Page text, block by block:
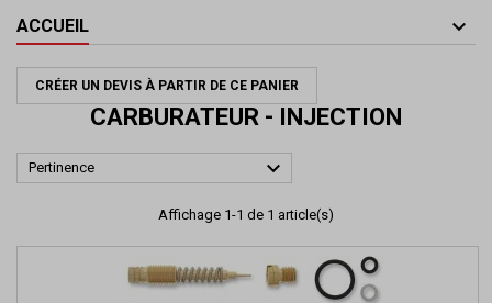
ACCUEIL
CRÉER UN DEVIS À PARTIR DE CE PANIER
CARBURATEUR - INJECTION
Pertinence 
Affichage 1-1 de 1 article(s)